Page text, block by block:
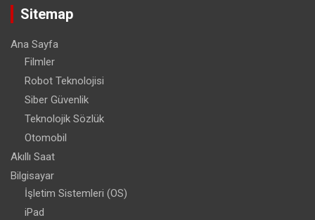
Sitemap
Ana Sayfa
Filmler
Robot Teknolojisi
Siber Güvenlik
Teknolojik Sözlük
Otomobil
Akıllı Saat
Bilgisayar
İşletim Sistemleri (OS)
iPad